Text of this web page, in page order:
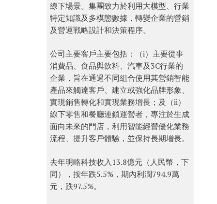
線下場景。集團致力於利用大模型、行業
特定知識及多模態數據，轉變企業的營銷
及營運戰略設計和決策程序。
公司主要客戶主要包括：（i）主要從事
消費品、食品與飲料、汽車及3C行業的
企業，旨在通過不同組合使用其營銷智能
產品來觸達客戶、建立或強化品牌形象、
實現銷售轉化和實現業務增長；及（ii）
線下零售和餐廳連鎖運營者，專注於生成
面向未來的門店，利用智能經營優化業務
流程、提升客戶體驗，並保持長期增長。
去年明略科技收入13.8億元（人民幣，下
同），按年跌5.5%，期內利潤794.9萬
元，跌97.5%。